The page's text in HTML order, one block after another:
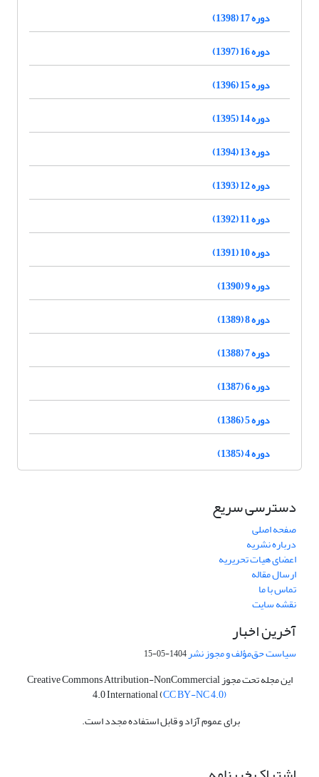
دوره 17 (1398)
دوره 16 (1397)
دوره 15 (1396)
دوره 14 (1395)
دوره 13 (1394)
دوره 12 (1393)
دوره 11 (1392)
دوره 10 (1391)
دوره 9 (1390)
دوره 8 (1389)
دوره 7 (1388)
دوره 6 (1387)
دوره 5 (1386)
دوره 4 (1385)
دسترسی سریع
صفحه اصلی
درباره نشریه
اعضای هیات تحریریه
ارسال مقاله
تماس با ما
نقشه سایت
آخرین اخبار
سیاست حق‌مؤلف و مجوز نشر1404-05-15
این مجله تحت مجوز Creative Commons Attribution-NonCommercial
4.0 International (CC BY-NC 4.0)
برای عموم آزاد و قابل استفاده مجدد است.